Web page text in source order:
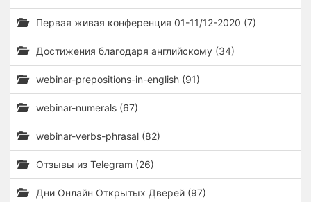
Первая живая конференция 01-11/12-2020 (7)
Достижения благодаря английскому (34)
webinar-prepositions-in-english (91)
webinar-numerals (67)
webinar-verbs-phrasal (82)
Отзывы из Telegram (26)
Дни Онлайн Открытых Дверей (97)